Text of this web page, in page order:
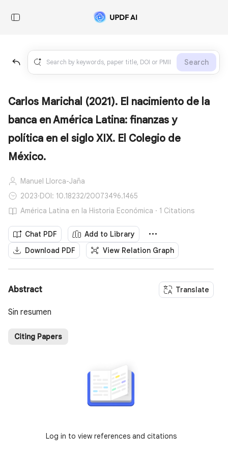
Search
Carlos Marichal (2021). El nacimiento de la
banca en América Latina: finanzas y
política en el siglo XIX. El Colegio de
México.
Manuel Llorca-Jaña
2023·DOI: 10.18232/20073496.1465
América Latina en la Historia Económica · 1 Citations
Chat PDF
Add to Library
Download PDF
View Relation Graph
Abstract Translate
Sin resumen
Citing Papers
Log in to view references and citations